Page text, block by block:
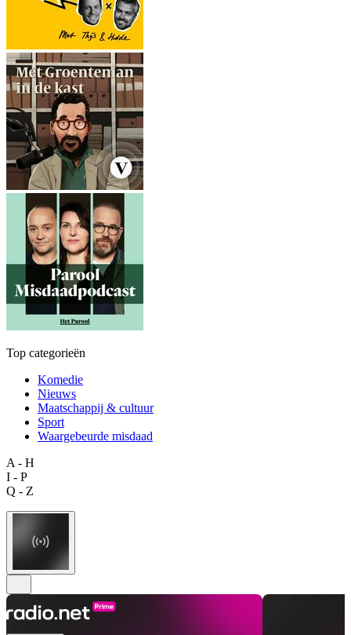
Top categorieën
Komedie
Nieuws
Maatschappij & cultuur
Sport
Waargebeurde misdaad
A - H
I - P
Q - Z